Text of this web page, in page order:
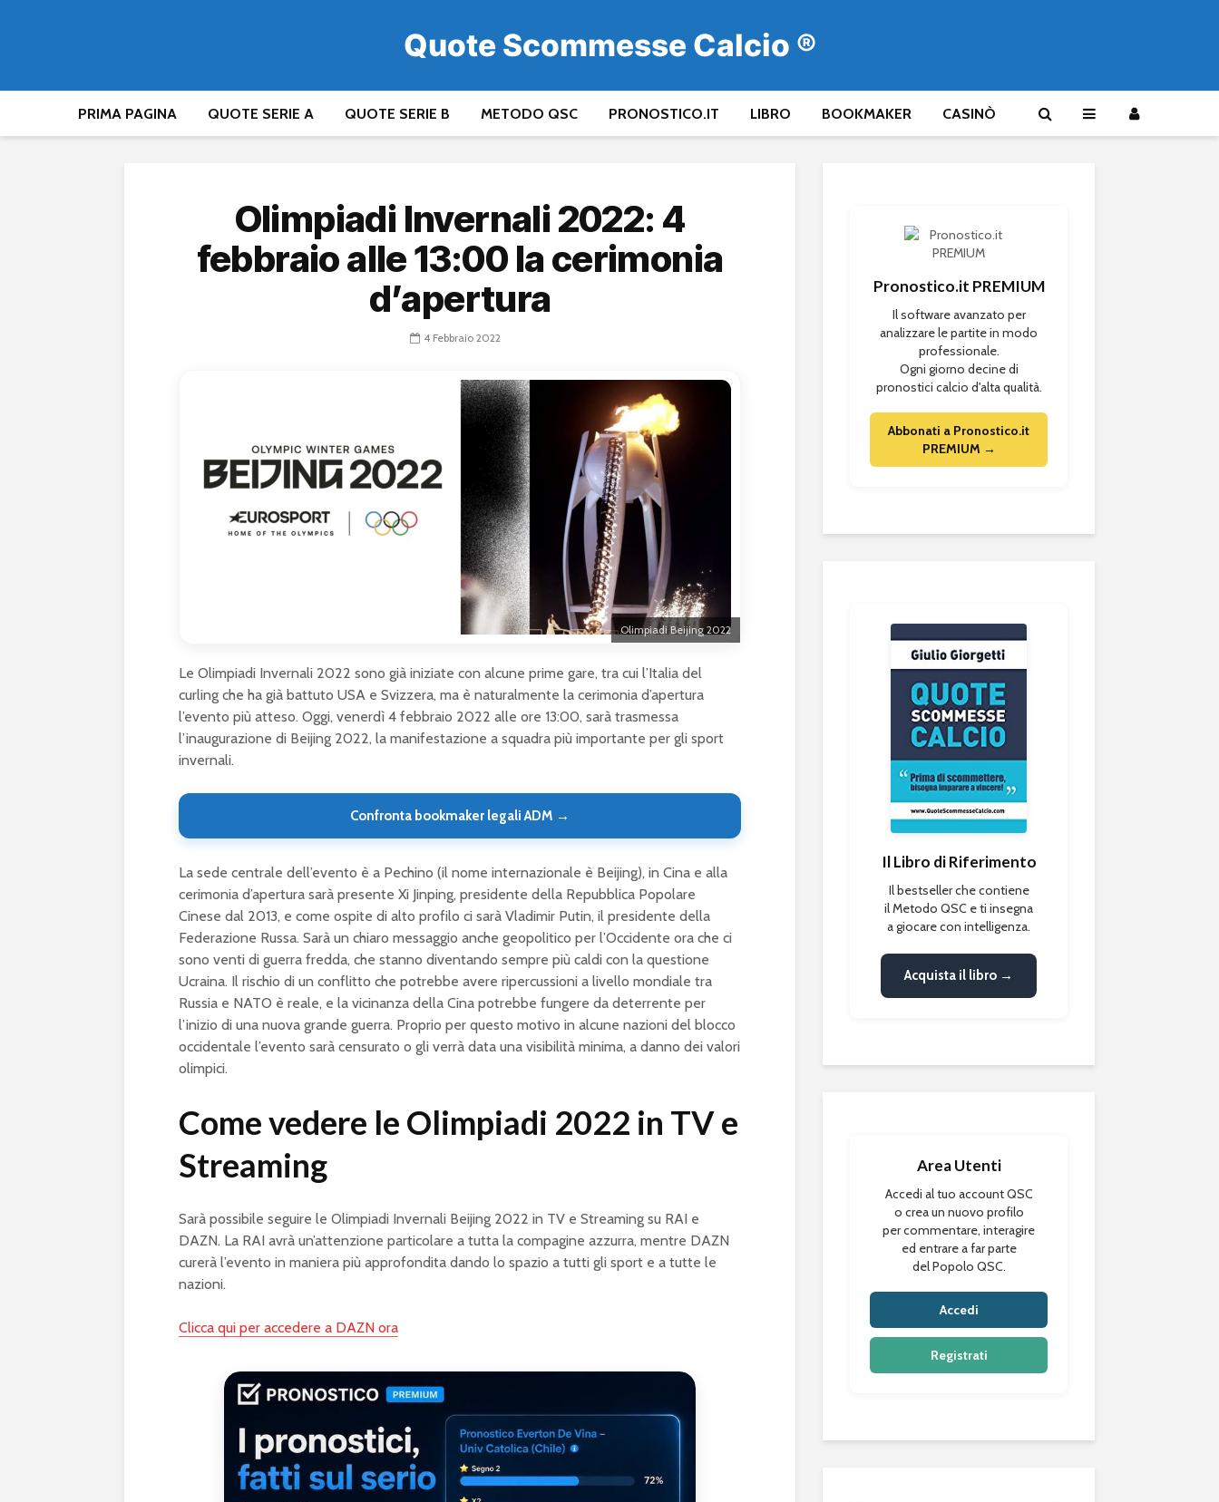
Quote Scommesse Calcio ®
PRIMA PAGINA QUOTE SERIE A QUOTE SERIE B METODO QSC PRONOSTICO.IT LIBRO BOOKMAKER CASINÒ
Olimpiadi Invernali 2022: 4
febbraio alle 13:00 la cerimonia
d’apertura
4 Febbraio 2022
Olimpiadi Beijing 2022
Le Olimpiadi Invernali 2022 sono già iniziate con alcune prime gare, tra cui l’Italia del
curling che ha già battuto USA e Svizzera, ma è naturalmente la cerimonia d’apertura
l’evento più atteso. Oggi, venerdì 4 febbraio 2022 alle ore 13:00, sarà trasmessa
l’inaugurazione di Beijing 2022, la manifestazione a squadra più importante per gli sport
invernali.
Confronta bookmaker legali ADM →
La sede centrale dell’evento è a Pechino (il nome internazionale è Beijing), in Cina e alla
cerimonia d’apertura sarà presente Xi Jinping, presidente della Repubblica Popolare
Cinese dal 2013, e come ospite di alto profilo ci sarà Vladimir Putin, il presidente della
Federazione Russa. Sarà un chiaro messaggio anche geopolitico per l’Occidente ora che ci
sono venti di guerra fredda, che stanno diventando sempre più caldi con la questione
Ucraina. Il rischio di un conflitto che potrebbe avere ripercussioni a livello mondiale tra
Russia e NATO è reale, e la vicinanza della Cina potrebbe fungere da deterrente per
l’inizio di una nuova grande guerra. Proprio per questo motivo in alcune nazioni del blocco
occidentale l’evento sarà censurato o gli verrà data una visibilità minima, a danno dei valori
olimpici.
Come vedere le Olimpiadi 2022 in TV e
Streaming
Sarà possibile seguire le Olimpiadi Invernali Beijing 2022 in TV e Streaming su RAI e
DAZN. La RAI avrà un’attenzione particolare a tutta la compagine azzurra, mentre DAZN
curerà l’evento in maniera più approfondita dando lo spazio a tutti gli sport e a tutte le
nazioni.
Clicca qui per accedere a DAZN ora
Pronostico.it PREMIUM
Il software avanzato per
analizzare le partite in modo
professionale.
Ogni giorno decine di
pronostici calcio d'alta qualità.
Abbonati a Pronostico.it
PREMIUM →
Il Libro di Riferimento
Il bestseller che contiene
il Metodo QSC e ti insegna
a giocare con intelligenza.
Acquista il libro →
Area Utenti
Accedi al tuo account QSC
o crea un nuovo profilo
per commentare, interagire
ed entrare a far parte
del Popolo QSC.
Accedi
Registrati